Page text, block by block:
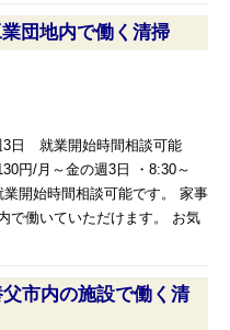
団地内で働く清掃
日 就業開始時間相談可能
円/月～金の週3日 ・8:30～
開始時間相談可能です。 家事
で働いていただけます。 お気
父市内の施設で働く清